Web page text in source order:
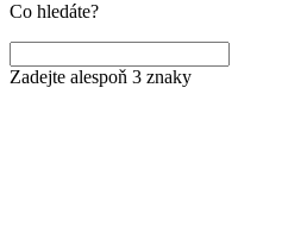
Co hledáte?
Zadejte alespoň 3 znaky